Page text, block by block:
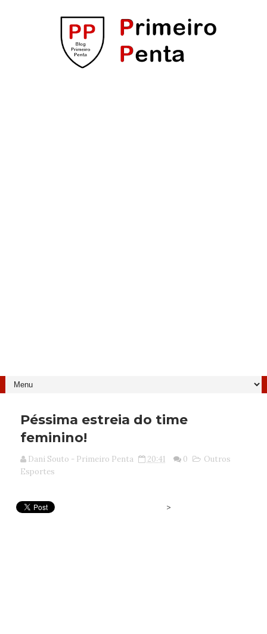
Péssima estreia do time
feminino!
Dani Souto - Primeiro Penta 20:41 0
Outros
Esportes
>